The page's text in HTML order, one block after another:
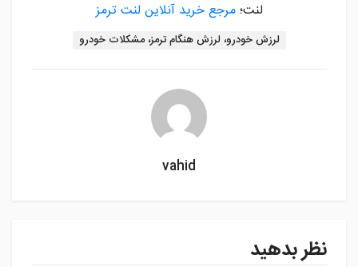
لنت؛مرجع خرید آنلاین لنت ترمز
برچسب ها :
لرزش خودرو، لرزش هنگام ترمز، مشکلات خودرو
vahid
نظر بدهید